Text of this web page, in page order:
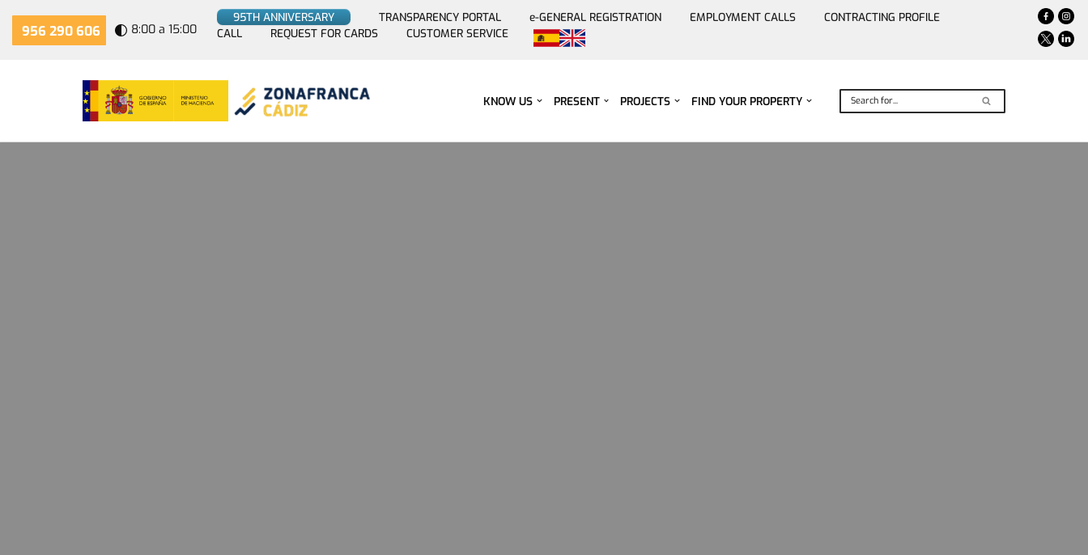
Skip
956 290 606 8:00 a 15:00
95TH ANNIVERSARY TRANSPARENCY PORTAL e-GENERAL REGISTRATION EMPLOYMENT CALLS
CONTRACTING PROFILE
CALL
REQUEST FOR CARDS CUSTOMER SERVICE
KNOW US PRESENT PROJECTS FIND YOUR PROPERTY